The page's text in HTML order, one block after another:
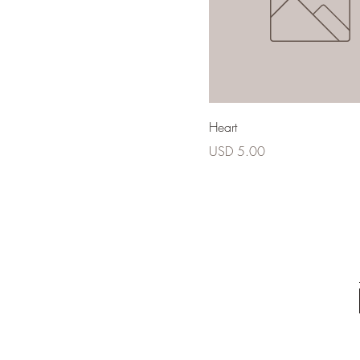
Heart
Precio
USD 5.00